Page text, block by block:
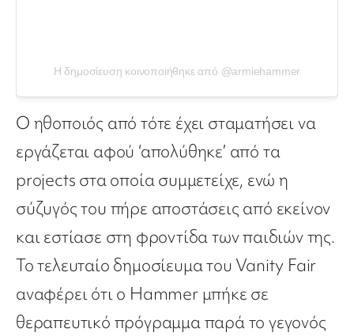
Η δημοσίευση κοινοποιήθηκε από @armiehammer
Ο ηθοποιός από τότε έχει σταματήσει να
εργάζεται αφού ‘απολύθηκε’ από τα
projects στα οποία συμμετείχε, ενώ η
σύζυγός του πήρε αποστάσεις από εκείνον
και εστίασε στη φροντίδα των παιδιών της.
Το τελευταίο δημοσίευμα του Vanity Fair
αναφέρει ότι ο Hammer μπήκε σε
θεραπευτικό πρόγραμμα παρά το γεγονός